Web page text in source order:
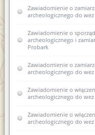
Zawiadomienie o
archeologicznego do
Zawiadomienie o
archeologicznego i
Probark
Zawiadomienie o
archeologicznego do wez
Zawiadomienie o
archeologicznego do
Zawiadomienie o
archeologicznego do